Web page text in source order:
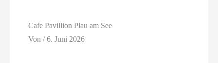
Cafe Pavillion Plau am See
Von/6. Juni 2026